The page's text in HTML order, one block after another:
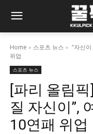
Home 스포츠 뉴스
"자신
위업
스포츠 뉴스
[파리 올림
질 자신이”,
10연패 위업